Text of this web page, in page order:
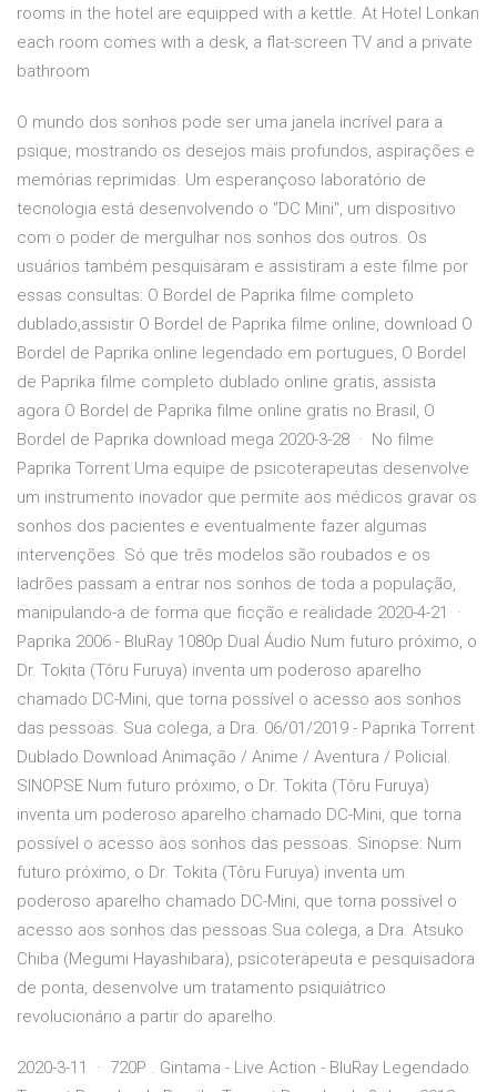
rooms in the hotel are equipped with a kettle. At Hotel Lonkan
each room comes with a desk, a flat-screen TV and a private
bathroom
O mundo dos sonhos pode ser uma janela incrível para a
psique, mostrando os desejos mais profundos, aspirações e
memórias reprimidas. Um esperançoso laboratório de
tecnologia está desenvolvendo o "DC Mini", um dispositivo
com o poder de mergulhar nos sonhos dos outros. Os
usuários também pesquisaram e assistiram a este filme por
essas consultas: O Bordel de Paprika filme completo
dublado,assistir O Bordel de Paprika filme online, download O
Bordel de Paprika online legendado em portugues, O Bordel
de Paprika filme completo dublado online gratis, assista
agora O Bordel de Paprika filme online gratis no Brasil, O
Bordel de Paprika download mega 2020-3-28 · No filme
Paprika Torrent Uma equipe de psicoterapeutas desenvolve
um instrumento inovador que permite aos médicos gravar os
sonhos dos pacientes e eventualmente fazer algumas
intervenções. Só que três modelos são roubados e os
ladrões passam a entrar nos sonhos de toda a população,
manipulando-a de forma que ficção e realidade 2020-4-21 ·
Paprika 2006 - BluRay 1080p Dual Áudio Num futuro próximo, o
Dr. Tokita (Tôru Furuya) inventa um poderoso aparelho
chamado DC-Mini, que torna possível o acesso aos sonhos
das pessoas. Sua colega, a Dra. 06/01/2019 - Paprika Torrent
Dublado Download Animação / Anime / Aventura / Policial.
SINOPSE Num futuro próximo, o Dr. Tokita (Tôru Furuya)
inventa um poderoso aparelho chamado DC-Mini, que torna
possível o acesso aos sonhos das pessoas. Sinopse: Num
futuro próximo, o Dr. Tokita (Tôru Furuya) inventa um
poderoso aparelho chamado DC-Mini, que torna possível o
acesso aos sonhos das pessoas.Sua colega, a Dra. Atsuko
Chiba (Megumi Hayashibara), psicoterapeuta e pesquisadora
de ponta, desenvolve um tratamento psiquiátrico
revolucionário a partir do aparelho.
2020-3-11 · 720P . Gintama - Live Action - BluRay Legendado